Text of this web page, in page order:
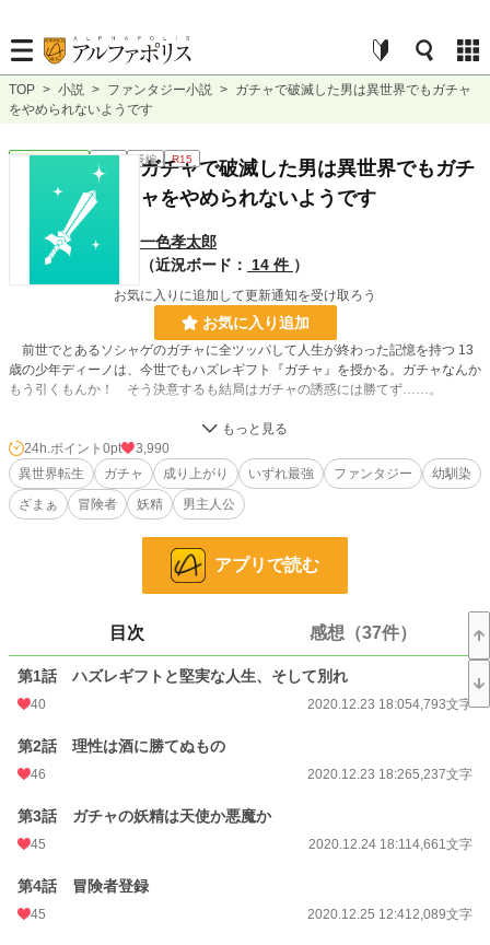
TOP > 小説 > ファンタジー小説 > ガチャで破滅した男は異世界でもガチャ
をやめられないようです
ファンタジー 完結 長編 R15
ガチャで破滅した男は異世界でもガチ
ャをやめられないようです
一色孝太郎
（近況ボード：
14 件 ）
お気に入りに追加して更新通知を受け取ろう
お気に入り追加
前世でとあるソシャゲのガチャに全ツッパして人生が終わった記憶を持つ 13
歳の少年ディーノは、今世でもハズレギフト『ガチャ』を授かる。ガチャなんか
もう引くもんか！ そう決意するも結局はガチャの誘惑には勝てず……。
これはガチャの妖精と共に運を天に任せて成り上がりを目指す男の物語であ
る。
※作中のガチャは実際のガチャ同様の確率テーブルを作り、一発勝負でランダム
に抽選をさせています。そのため、ガチャの結果によって物語の未来は変化しま
※本作品は他サイト様でも同時掲載しております
※2020/12/26 タイトルを変更しました（旧題：ガチャに人生全ツッパ）
※2020/12/26 あらすじをシンプルにしました
228,779 位 / 228,779 件
ファンタジー 53,308 位 / 53,308 件
お気に入り
24h.ポイント 0 pt
更新日時 2021.06.13 21:00
24h.ポイント 0pt
3,990
異世界転生
ガチャ 成り上がり いずれ最強 ファンタジー
幼馴染
ざまぁ
冒険者 妖精 男主人公
アプリで読む
目次 感想（37件）
第1話 ハズレギフトと堅実な人生、そして別れ
40 2020.12.23 18:054,793文字
第2話 理性は酒に勝てぬもの
46 2020.12.23 18:265,237文字
第3話 ガチャの妖精は天使か悪魔か
45 2020.12.24 18:114,661文字
第4話 冒険者登録
45 2020.12.25 12:412,089文字